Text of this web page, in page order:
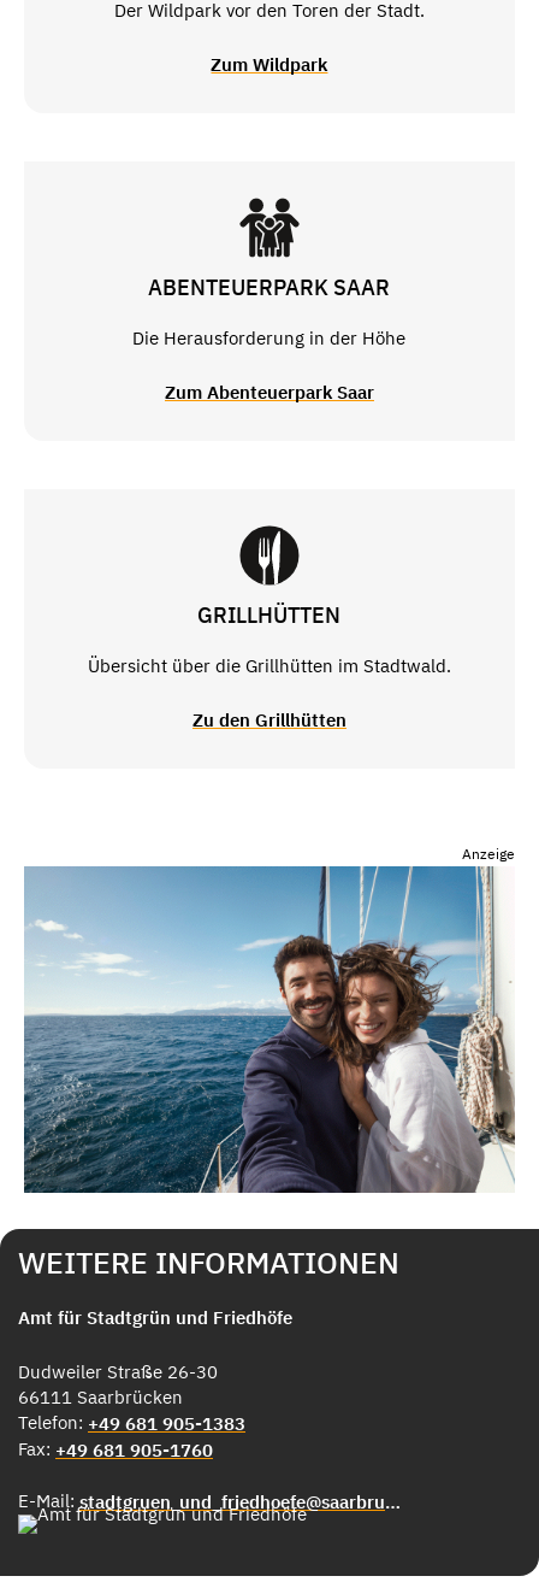
Der Wildpark vor den Toren der Stadt.
Zum Wildpark
ABENTEUERPARK SAAR
Die Herausforderung in der Höhe
Zum Abenteuerpark Saar
GRILLHÜTTEN
Übersicht über die Grillhütten im Stadtwald.
Zu den Grillhütten
Anzeige
WEITERE INFORMATIONEN
Amt für Stadtgrün und Friedhöfe
Dudweiler Straße 26-30
66111 Saarbrücken
Telefon: +49 681 905-1383
Fax: +49 681 905-1760
E-Mail: stadtgruen_und_friedhoefe@saarbruecken.de